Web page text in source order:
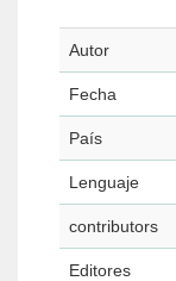
Autor
Fecha
País
Lenguaje
contributors
Editores